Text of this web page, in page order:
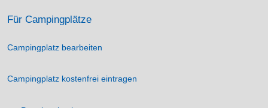
Für Campingplätze
Campingplatz bearbeiten
Campingplatz kostenfrei eintragen